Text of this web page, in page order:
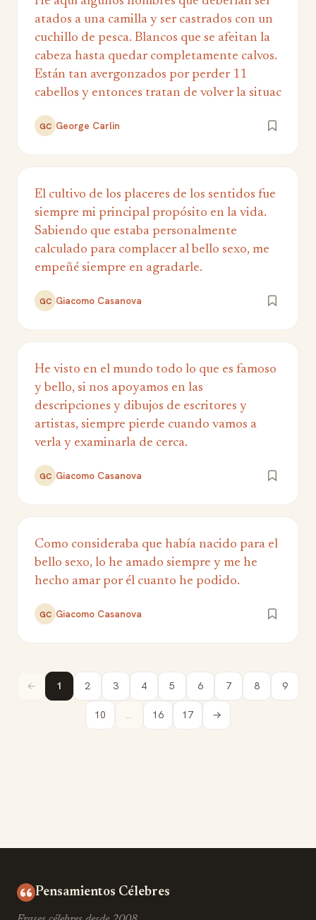
atados a una camilla y ser castrados con un
cuchillo de pesca. Blancos que se afeitan la
cabeza hasta quedar completamente calvos.
Están tan avergonzados por perder 11
cabellos y entonces tratan de volver la situac
GC George Carlin
El cultivo de los placeres de los sentidos fue
siempre mi principal propósito en la vida.
Sabiendo que estaba personalmente
calculado para complacer al bello sexo, me
empeñé siempre en agradarle.
GC Giacomo Casanova
He visto en el mundo todo lo que es famoso
y bello, si nos apoyamos en las
descripciones y dibujos de escritores y
artistas, siempre pierde cuando vamos a
verla y examinarla de cerca.
GC Giacomo Casanova
Como consideraba que había nacido para el
bello sexo, lo he amado siempre y me he
hecho amar por él cuanto he podido.
GC Giacomo Casanova
← 1 2 3 4 5 6 7 8 9
10 ... 16 17 →
Pensamientos Célebres